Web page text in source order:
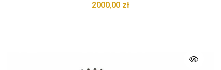
2000,00 zł